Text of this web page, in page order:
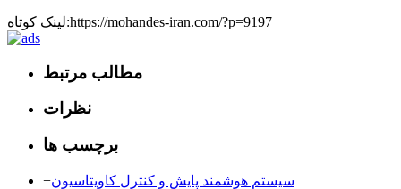
لینک کوتاه:https://mohandes-iran.com/?p=9197
مطالب مرتبط
نظرات
برچسب ها
+سیستم هوشمند پایش و کنترل کاویتاسیون